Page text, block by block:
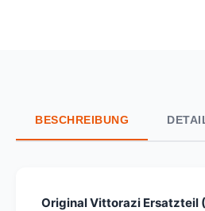
BESCHREIBUNG
Original Vittorazi Ersatzteil